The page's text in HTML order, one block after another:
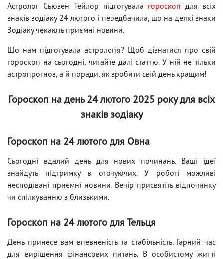
Астролог Сьюзен Тейлор підготувала гороскоп для всіх
знаків зодіаку 24 лютого і передбачила, що на деякі знаки
Зодіаку чекають приємні новини.
Що нам підготувала астрологія? Щоб дізнатися про свій
гороскоп на сьогодні, читайте далі статтю. У ній не тільки
астропрогноз, а й поради, як зробити свій день кращим!
Гороскоп на день 24 лютого 2025 року для всіх
знаків зодіаку
Гороскоп на 24 лютого для Овна
Сьогодні вдалий день для нових починань. Ваші ідеї
знайдуть підтримку в оточуючих. У роботі можливі
несподівані приємні новини. Вечір присвятіть відпочинку
чи спілкуванню з близькими.
Гороскоп на 24 лютого для Тельця
День принесе вам впевненість та стабільність. Гарний час
для вирішення фінансових питань. В особистому житті